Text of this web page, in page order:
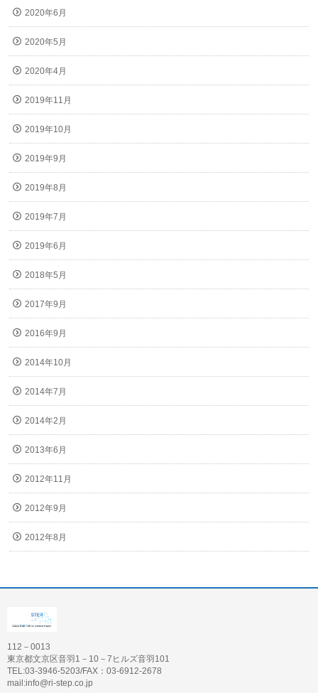
2020年6月
2020年5月
2020年4月
2019年11月
2019年10月
2019年9月
2019年8月
2019年7月
2019年6月
2018年5月
2017年9月
2016年9月
2014年10月
2014年7月
2014年2月
2013年6月
2012年11月
2012年9月
2012年8月
112－0013
東京都文京区音羽1－10－7ヒルズ音羽101
TEL:03-3946-5203/FAX：03-6912-2678
mail:info@ri-step.co.jp